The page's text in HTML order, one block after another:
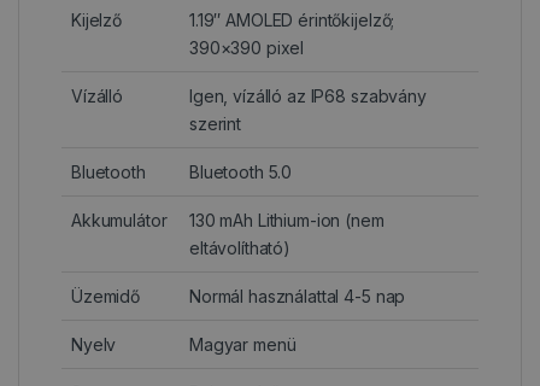
Kijelző
1.19″ AMOLED érintőkijelző;
390×390 pixel
Vízálló
Igen, vízálló az IP68 szabvány
szerint
Bluetooth Bluetooth 5.0
Akkumulátor
130 mAh Lithium-ion (nem
eltávolítható)
Üzemidő Normál használattal 4-5 nap
Nyelv Magyar menü